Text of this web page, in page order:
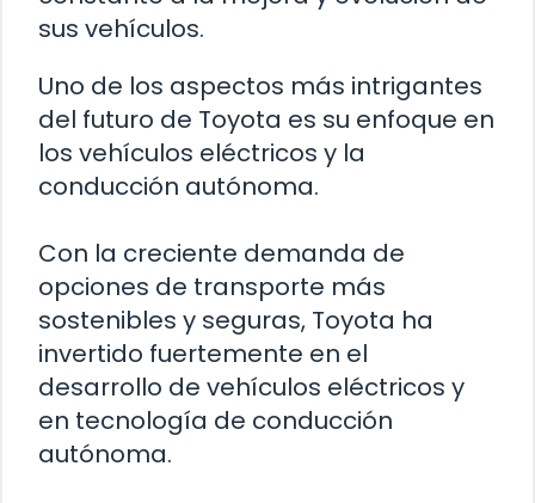
sus vehículos.
Uno de los aspectos más intrigantes
del futuro de Toyota es su enfoque en
los vehículos eléctricos y la
conducción autónoma.
Con la creciente demanda de
opciones de transporte más
sostenibles y seguras, Toyota ha
invertido fuertemente en el
desarrollo de vehículos eléctricos y
en tecnología de conducción
autónoma.